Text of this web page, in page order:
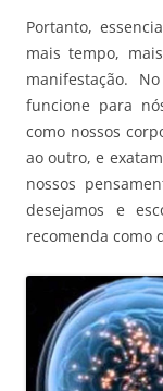
Portanto,
mais tempo,
manifestação.
funcione para
como nossos
ao outro, e
nossos
desejamos e
recomenda como